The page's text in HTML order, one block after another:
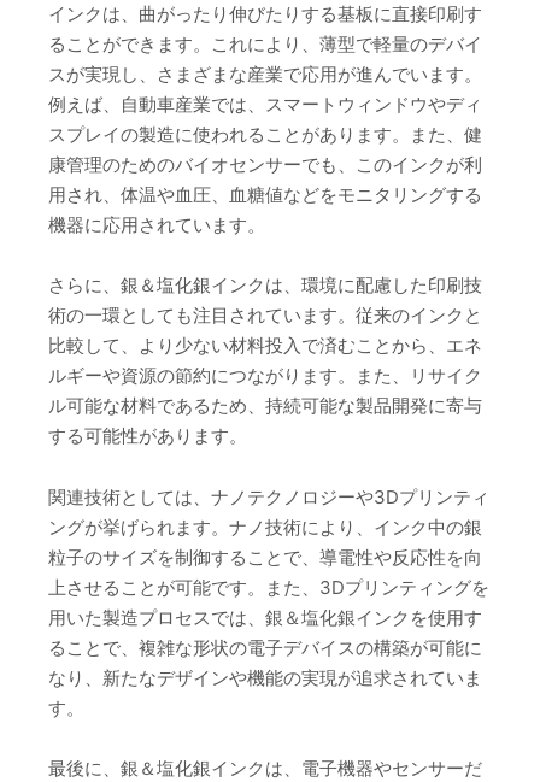
インクは、曲がったり伸びたりする基板に直接印刷す
ることができます。これにより、薄型で軽量のデバイ
スが実現し、さまざまな産業で応用が進んでいます。
例えば、自動車産業では、スマートウィンドウやディ
スプレイの製造に使われることがあります。また、健
康管理のためのバイオセンサーでも、このインクが利
用され、体温や血圧、血糖値などをモニタリングする
機器に応用されています。
さらに、銀＆塩化銀インクは、環境に配慮した印刷技
術の一環としても注目されています。従来のインクと
比較して、より少ない材料投入で済むことから、エネ
ルギーや資源の節約につながります。また、リサイク
ル可能な材料であるため、持続可能な製品開発に寄与
する可能性があります。
関連技術としては、ナノテクノロジーや3Dプリンティ
ングが挙げられます。ナノ技術により、インク中の銀
粒子のサイズを制御することで、導電性や反応性を向
上させることが可能です。また、3Dプリンティングを
用いた製造プロセスでは、銀＆塩化銀インクを使用す
ることで、複雑な形状の電子デバイスの構築が可能に
なり、新たなデザインや機能の実現が追求されていま
す。
最後に、銀＆塩化銀インクは、電子機器やセンサーだ